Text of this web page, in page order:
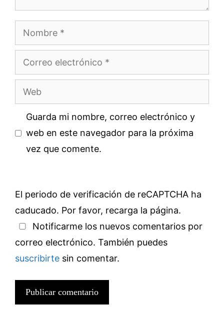
Nombre
Correo
electrónico
Web
Guarda mi nombre, correo electrónico y
web en este navegador para la próxima
vez que comente.
El periodo de verificación de reCAPTCHA ha
caducado. Por favor, recarga la página.
Notificarme los nuevos comentarios por
correo electrónico. También puedes
suscribirte sin comentar.